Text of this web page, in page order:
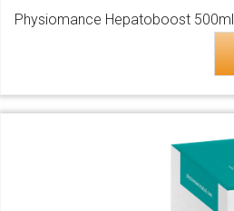
Physiomance Hepatoboost 500ml